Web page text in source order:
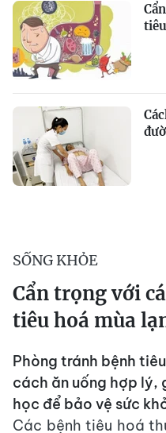
SỐNG KHỎE
Cẩn trọng với
tiêu hoá mùa
Phòng tránh bệnh
cách ăn uống hợp lý,
học để bảo vệ sức
Các bệnh tiêu hoá